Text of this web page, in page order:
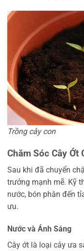
Trồng cây con
Chăm Sóc Cây
Sau khi đã chuyển
trưởng mạnh mẽ. Kỹ
nước, bón phân đến
ưu.
Nước và Ánh Sáng
Cây ớt là loại cây ưa